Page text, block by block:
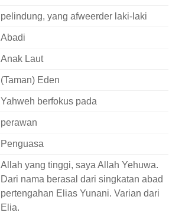
pelindung, yang afweerder laki-laki
Abadi
Anak Laut
(Taman) Eden
Yahweh berfokus pada
perawan
Penguasa
Allah yang tinggi, saya Allah Yehuwa.
Dari nama berasal dari singkatan abad
pertengahan Elias Yunani. Varian dari
Elia.